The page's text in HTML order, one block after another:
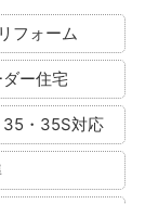
フォーム
ー住宅
35・35S対応